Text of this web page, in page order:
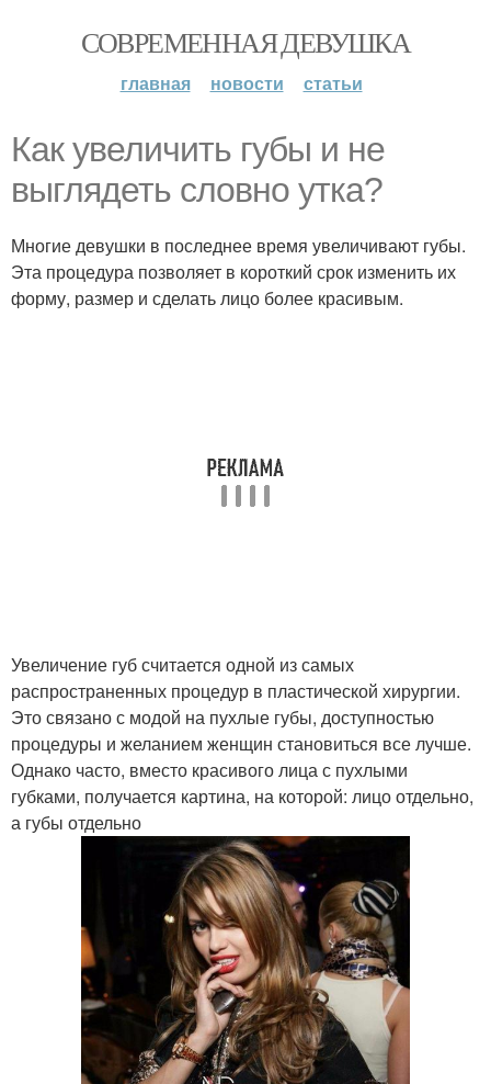
СОВРЕМЕННАЯ ДЕВУШКА
главная новости статьи
Как увеличить губы и не
выглядеть словно утка?
Многие девушки в последнее время увеличивают губы.
Эта процедура позволяет в короткий срок изменить их
форму, размер и сделать лицо более красивым.
Увеличение губ считается одной из самых
распространенных процедур в пластической хирургии.
Это связано с модой на пухлые губы, доступностью
процедуры и желанием женщин становиться все лучше.
Однако часто, вместо красивого лица с пухлыми
губками, получается картина, на которой: лицо отдельно,
а губы отдельно